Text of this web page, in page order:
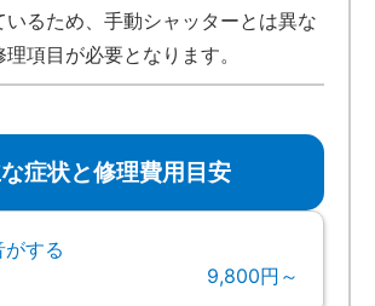
いるため、手動シャッターとは異な
理項目が必要となります。
症状と修理費用目安
する
9,800円～